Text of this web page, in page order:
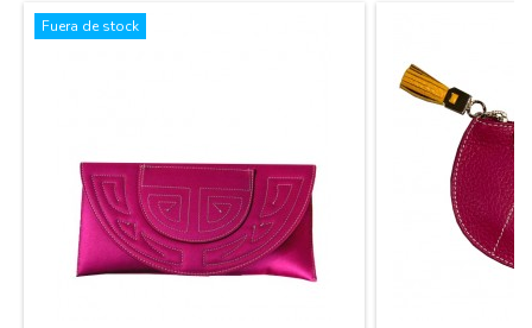
Fuera de stock